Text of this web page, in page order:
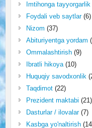
Imtihonga tayyorgarlik
Foydali veb saytlar(6)
Nizom (37)
Abituriyentga yordam
Ommalashtirish(9)
Ibratli hikoya(10)
Huquqiy savodxonlik
Taqdimot(22)
Prezident maktabi (21)
Dasturlar / ilovalar(7)
Kasbga yo'naltirish